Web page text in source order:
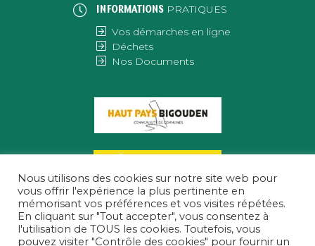
INFORMATIONS PRATIQUES
Vos démarches en ligne
Déchets
Nos Documents
Nous utilisons des cookies sur notre site web pour
vous offrir l'expérience la plus pertinente en
mémorisant vos préférences et vos visites répétées.
En cliquant sur "Tout accepter", vous consentez à
l'utilisation de TOUS les cookies. Toutefois, vous
pouvez visiter "Contrôle des cookies" pour fournir un